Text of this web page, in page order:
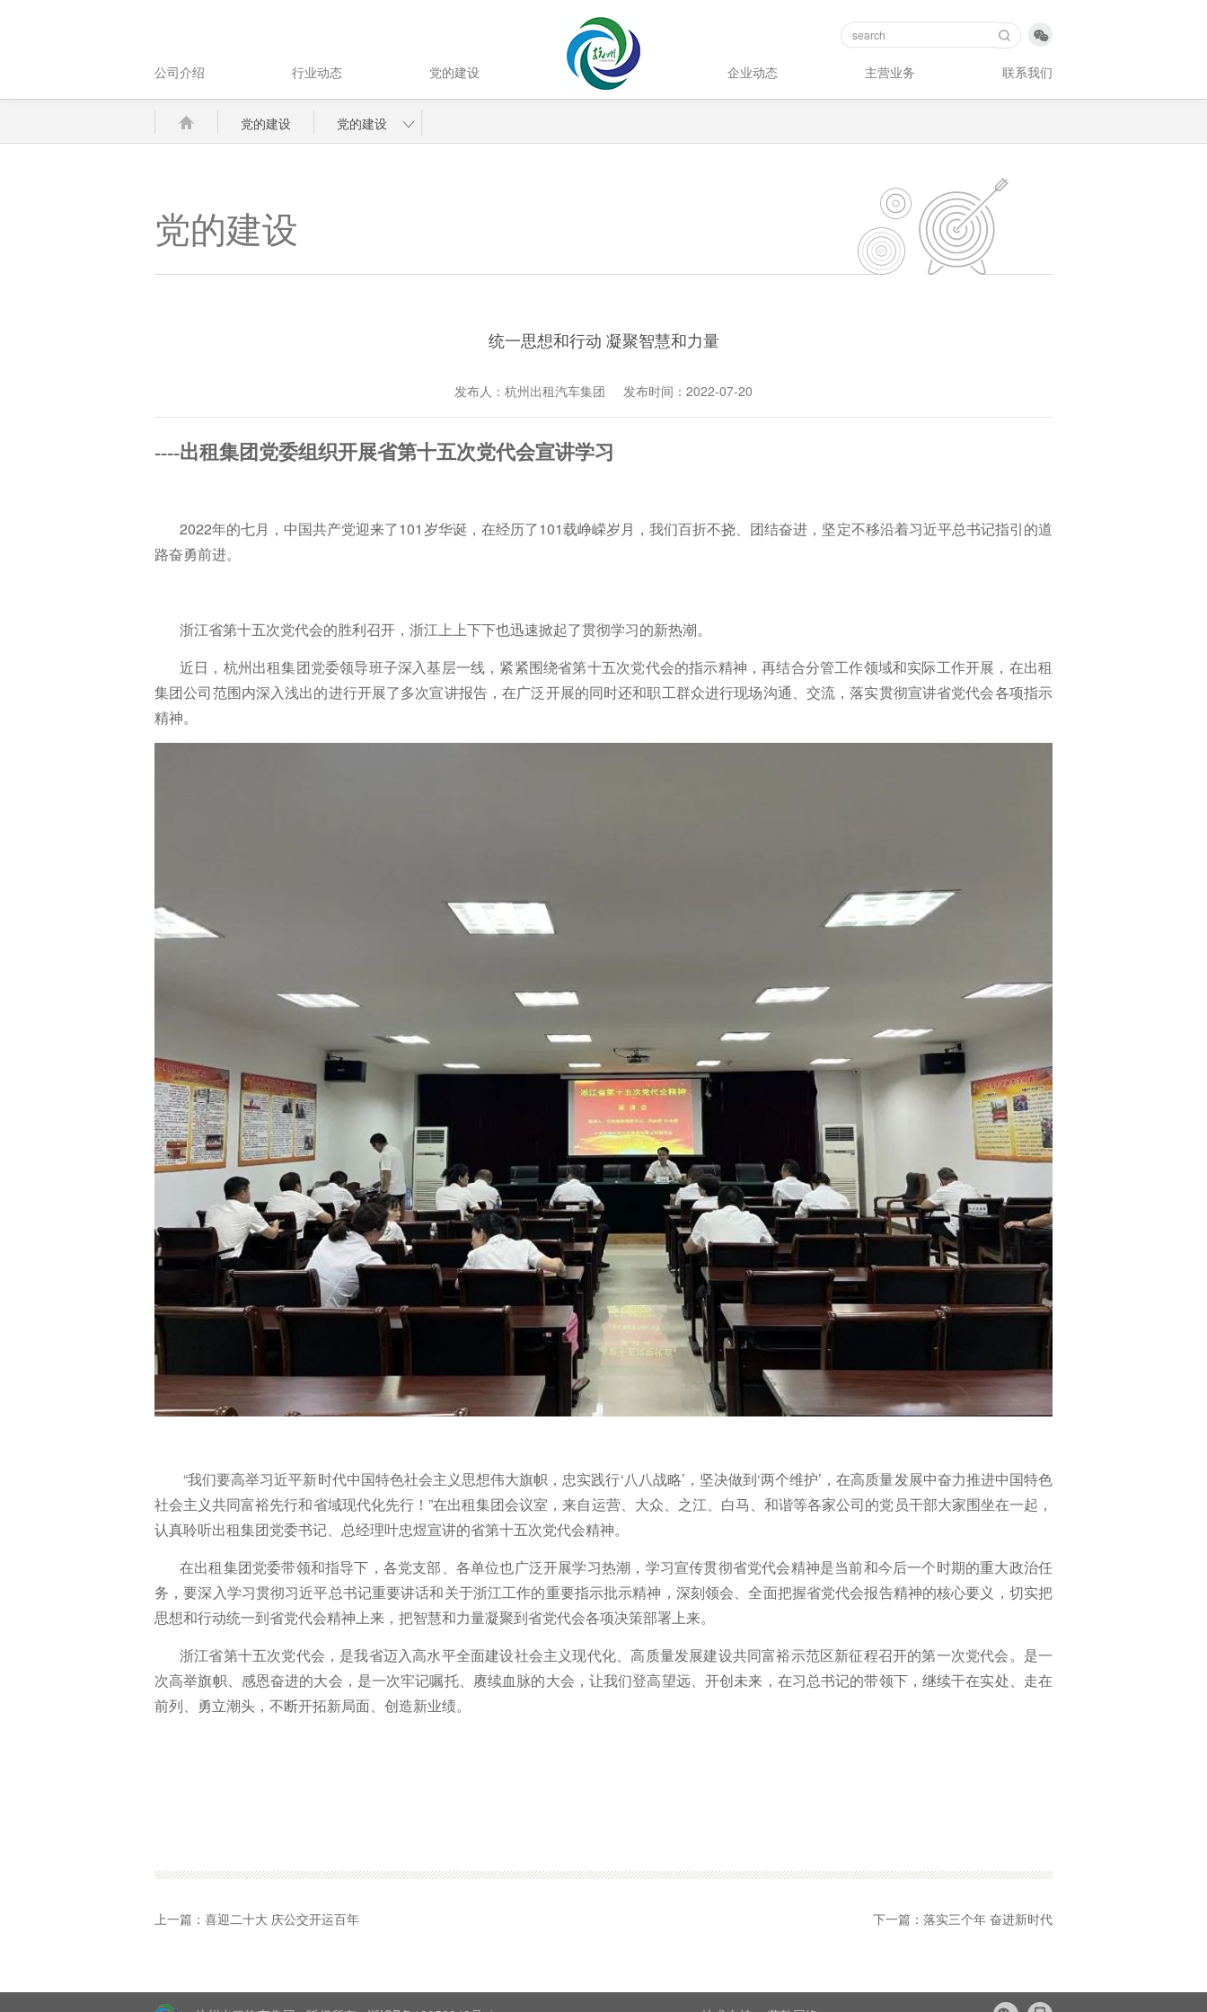

公司介绍 行业动态 党的建设 企业动态 主营业务 联系我们
党的建设 党的建设
党的建设
统一思想和行动 凝聚智慧和力量
发布人：杭州出租汽车集团 发布时间：2022-07-20
----出租集团党委组织开展省第十五次党代会宣讲学习
2022年的七月，中国共产党迎来了101岁华诞，在经历了101载峥嵘岁月，我们百折不挠、团结奋进，坚定不移沿着习近平总书记指引的道
路奋勇前进。
浙江省第十五次党代会的胜利召开，浙江上上下下也迅速掀起了贯彻学习的新热潮。
近日，杭州出租集团党委领导班子深入基层一线，紧紧围绕省第十五次党代会的指示精神，再结合分管工作领域和实际工作开展，在出租
集团公司范围内深入浅出的进行开展了多次宣讲报告，在广泛开展的同时还和职工群众进行现场沟通、交流，落实贯彻宣讲省党代会各项指示
精神。
“我们要高举习近平新时代中国特色社会主义思想伟大旗帜，忠实践行‘八八战略’，坚决做到‘两个维护’，在高质量发展中奋力推进中国特色
社会主义共同富裕先行和省域现代化先行！”在出租集团会议室，来自运营、大众、之江、白马、和谐等各家公司的党员干部大家围坐在一起，
认真聆听出租集团党委书记、总经理叶忠煜宣讲的省第十五次党代会精神。
在出租集团党委带领和指导下，各党支部、各单位也广泛开展学习热潮，学习宣传贯彻省党代会精神是当前和今后一个时期的重大政治任
务，要深入学习贯彻习近平总书记重要讲话和关于浙江工作的重要指示批示精神，深刻领会、全面把握省党代会报告精神的核心要义，切实把
思想和行动统一到省党代会精神上来，把智慧和力量凝聚到省党代会各项决策部署上来。
浙江省第十五次党代会，是我省迈入高水平全面建设社会主义现代化、高质量发展建设共同富裕示范区新征程召开的第一次党代会。是一
次高举旗帜、感恩奋进的大会，是一次牢记嘱托、赓续血脉的大会，让我们登高望远、开创未来，在习总书记的带领下，继续干在实处、走在
前列、勇立潮头，不断开拓新局面、创造新业绩。
上一篇： 喜迎二十大 庆公交开运百年 下一篇： 落实三个年 奋进新时代